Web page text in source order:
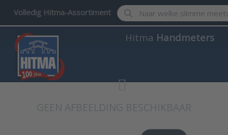
Volledig Hitma-Assortiment Enter a search term.
Hitma Handmeters